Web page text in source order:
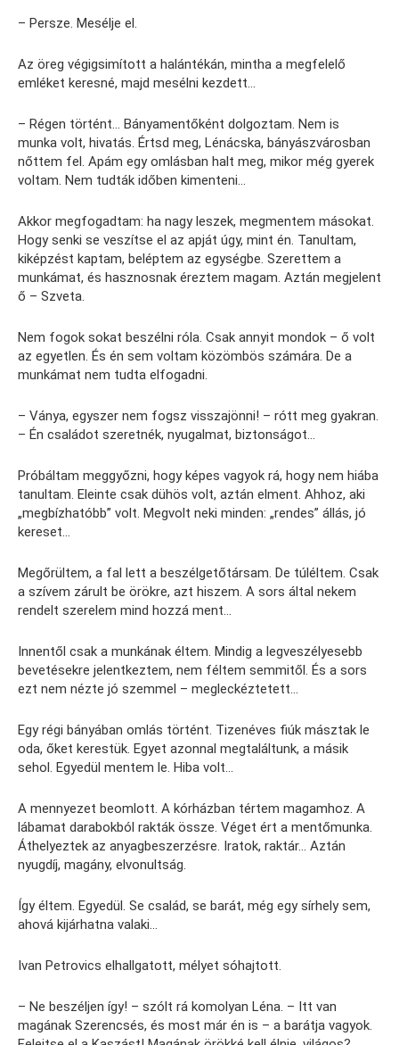
– Persze. Mesélje el.
Az öreg végigsimított a halántékán, mintha a megfelelő
emléket keresné, majd mesélni kezdett…
– Régen történt… Bányamentőként dolgoztam. Nem is
munka volt, hivatás. Értsd meg, Lénácska, bányászvárosban
nőttem fel. Apám egy omlásban halt meg, mikor még gyerek
voltam. Nem tudták időben kimenteni…
Akkor megfogadtam: ha nagy leszek, megmentem másokat.
Hogy senki se veszítse el az apját úgy, mint én. Tanultam,
kiképzést kaptam, beléptem az egységbe. Szerettem a
munkámat, és hasznosnak éreztem magam. Aztán megjelent
ő – Szveta.
Nem fogok sokat beszélni róla. Csak annyit mondok – ő volt
az egyetlen. És én sem voltam közömbös számára. De a
munkámat nem tudta elfogadni.
– Ványa, egyszer nem fogsz visszajönni! – rótt meg gyakran.
– Én családot szeretnék, nyugalmat, biztonságot…
Próbáltam meggyőzni, hogy képes vagyok rá, hogy nem hiába
tanultam. Eleinte csak dühös volt, aztán elment. Ahhoz, aki
„megbízhatóbb” volt. Megvolt neki minden: „rendes” állás, jó
kereset…
Megőrültem, a fal lett a beszélgetőtársam. De túléltem. Csak
a szívem zárult be örökre, azt hiszem. A sors által nekem
rendelt szerelem mind hozzá ment…
Innentől csak a munkának éltem. Mindig a legveszélyesebb
bevetésekre jelentkeztem, nem féltem semmitől. És a sors
ezt nem nézte jó szemmel – megleckéztetett…
Egy régi bányában omlás történt. Tizenéves fiúk másztak le
oda, őket kerestük. Egyet azonnal megtaláltunk, a másik
sehol. Egyedül mentem le. Hiba volt…
A mennyezet beomlott. A kórházban tértem magamhoz. A
lábamat darabokból rakták össze. Véget ért a mentőmunka.
Áthelyeztek az anyagbeszerzésre. Iratok, raktár… Aztán
nyugdíj, magány, elvonultság.
Így éltem. Egyedül. Se család, se barát, még egy sírhely sem,
ahová kijárhatna valaki…
Ivan Petrovics elhallgatott, mélyet sóhajtott.
– Ne beszéljen így! – szólt rá komolyan Léna. – Itt van
magának Szerencsés, és most már én is – a barátja vagyok.